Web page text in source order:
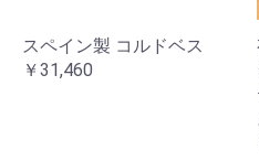
スペイン製 コルドベス
￥31,460